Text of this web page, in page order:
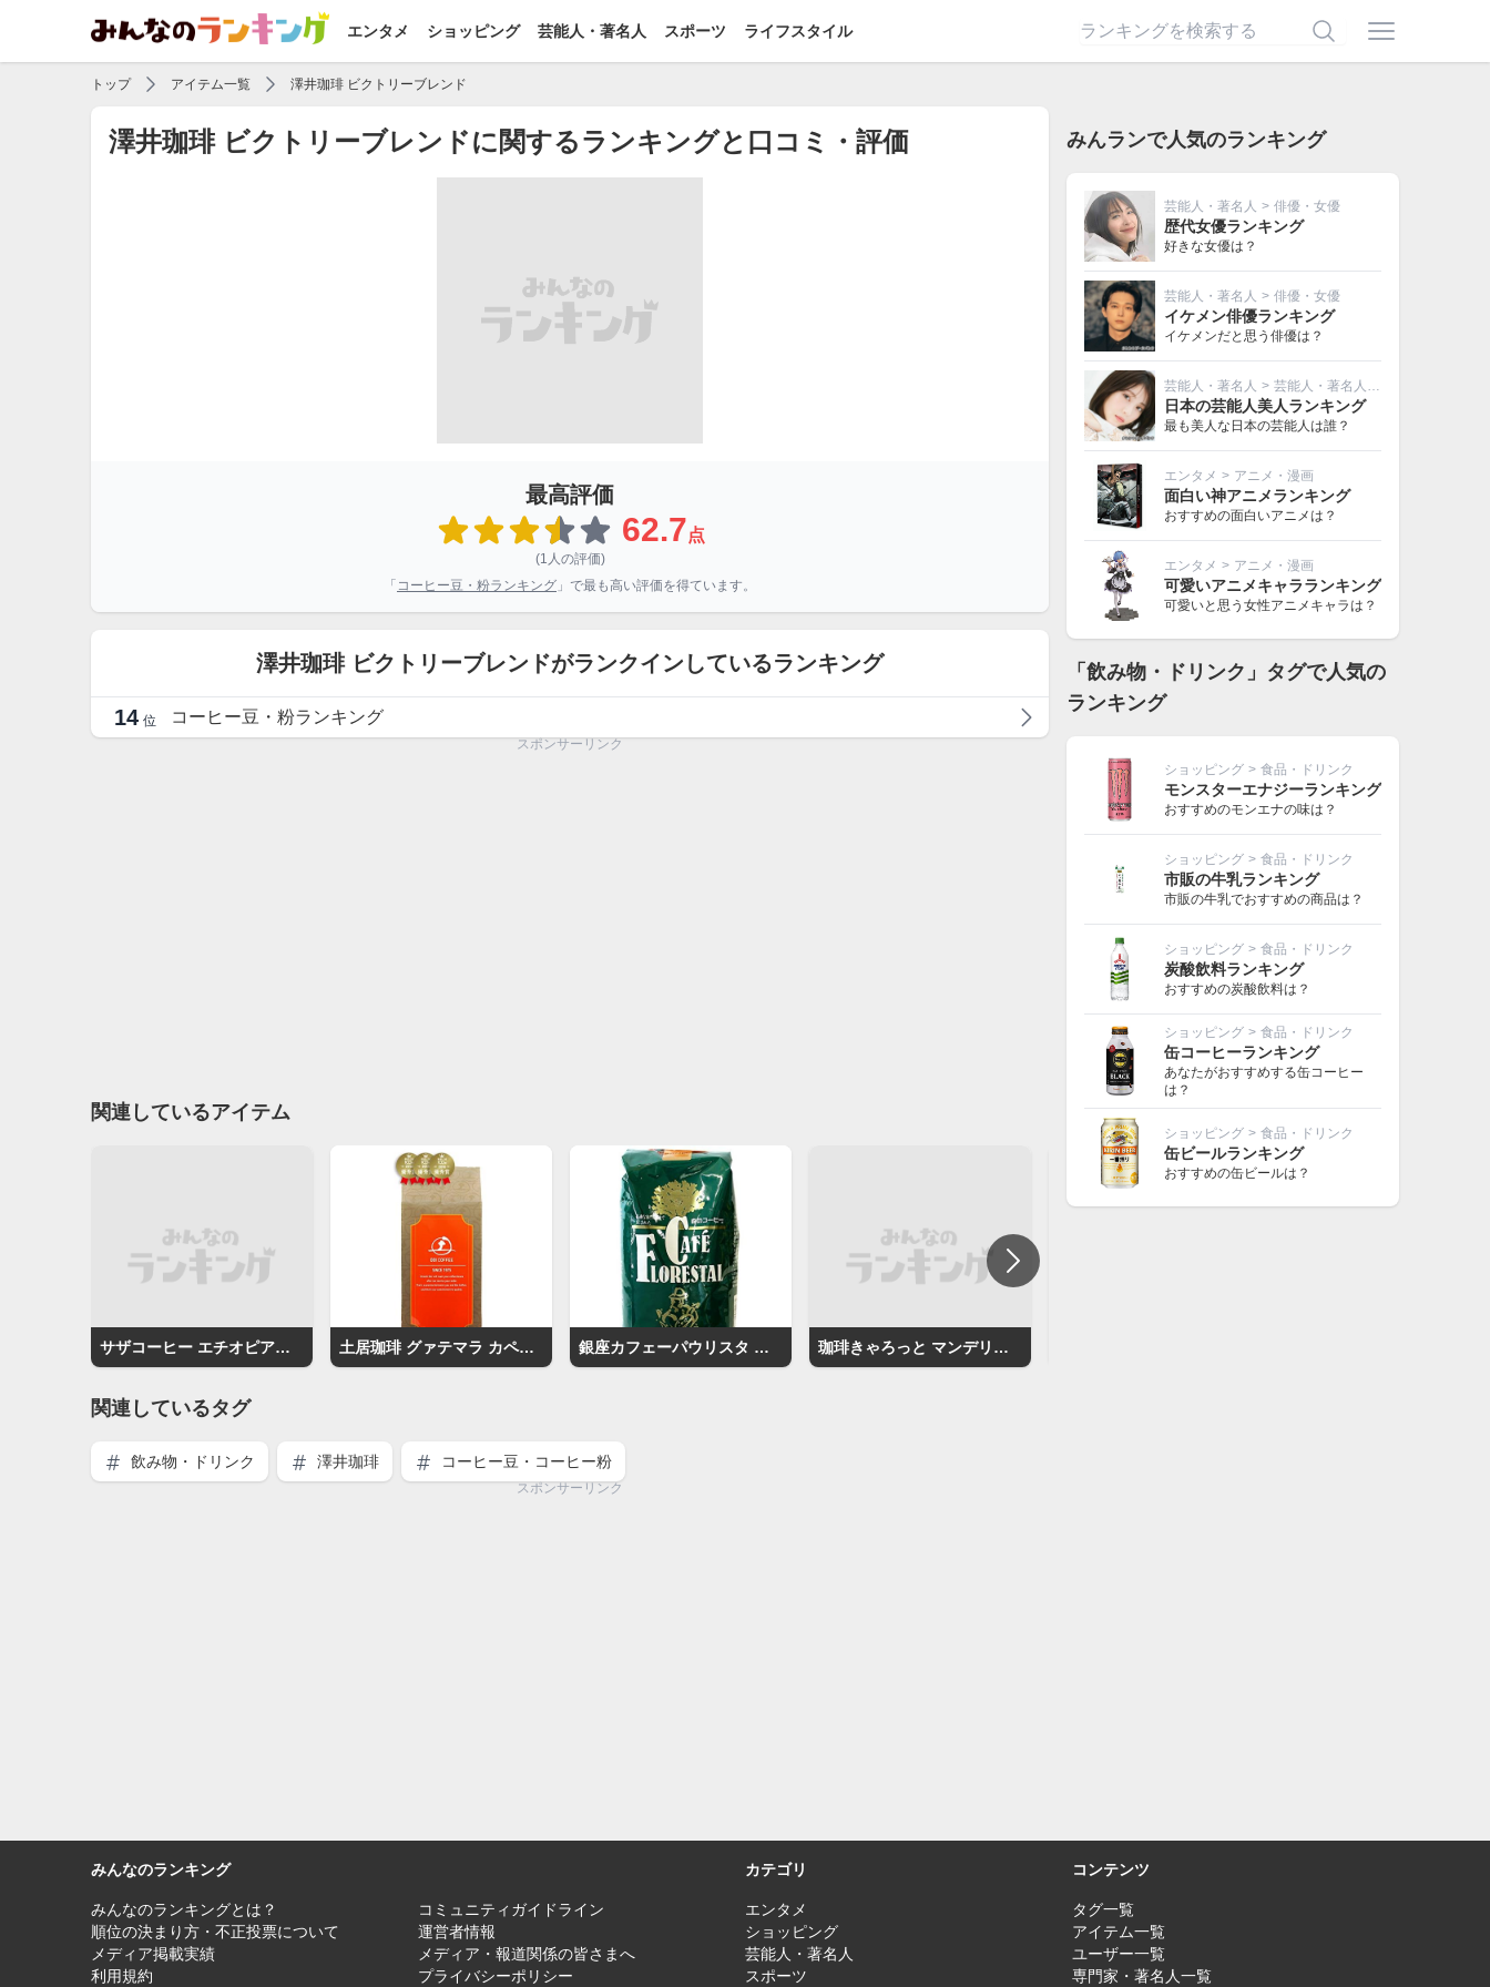
エンタメ ショッピング 芸能人・著名人 スポーツ ライフスタイル
トップ アイテム一覧 澤井珈琲 ビクトリーブレンド
澤井珈琲 ビクトリーブレンドに関するランキングと口コミ・評価
最高評価
62.7点
(1人の評価)
「 コーヒー豆・粉ランキング 」で最も高い評価を得ています。
澤井珈琲 ビクトリーブレンドがランクインしているランキング
14 位 コーヒー豆・粉ランキング
スポンサーリンク
関連しているアイテム
サザコーヒー エチオピアゲイシャ 土居珈琲 グァテマラ カペティロ農園 銀座カフェーパウリスタ 森のコーヒー 珈琲きゃろっと マンデリン・ソフィー
関連しているタグ
飲み物・ドリンク 澤井珈琲 コーヒー豆・コーヒー粉
スポンサーリンク
みんランで人気のランキング
芸能人・著名人 > 俳優・女優
歴代女優ランキング
好きな女優は？
芸能人・著名人 > 俳優・女優
イケメン俳優ランキング
イケメンだと思う俳優は？
芸能人・著名人 > 芸能人・著名人その他
日本の芸能人美人ランキング
最も美人な日本の芸能人は誰？
エンタメ > アニメ・漫画
面白い神アニメランキング
おすすめの面白いアニメは？
エンタメ > アニメ・漫画
可愛いアニメキャラランキング
可愛いと思う女性アニメキャラは？
「飲み物・ドリンク」タグで人気の
ランキング
ショッピング > 食品・ドリンク
モンスターエナジーランキング
おすすめのモンエナの味は？
ショッピング > 食品・ドリンク
市販の牛乳ランキング
市販の牛乳でおすすめの商品は？
ショッピング > 食品・ドリンク
炭酸飲料ランキング
おすすめの炭酸飲料は？
ショッピング > 食品・ドリンク
缶コーヒーランキング
あなたがおすすめする缶コーヒー
は？
ショッピング > 食品・ドリンク
缶ビールランキング
おすすめの缶ビールは？
みんなのランキング
みんなのランキングとは？
コミュニティガイドライン
順位の決まり方・不正投票について
運営者情報
メディア掲載実績
メディア・報道関係の皆さまへ
利用規約
プライバシーポリシー
カテゴリ
エンタメ
ショッピング
芸能人・著名人
スポーツ
コンテンツ
タグ一覧
アイテム一覧
ユーザー一覧
専門家・著名人一覧